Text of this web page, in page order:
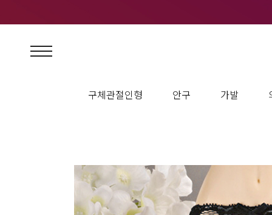
구체관절인형 안구 가발